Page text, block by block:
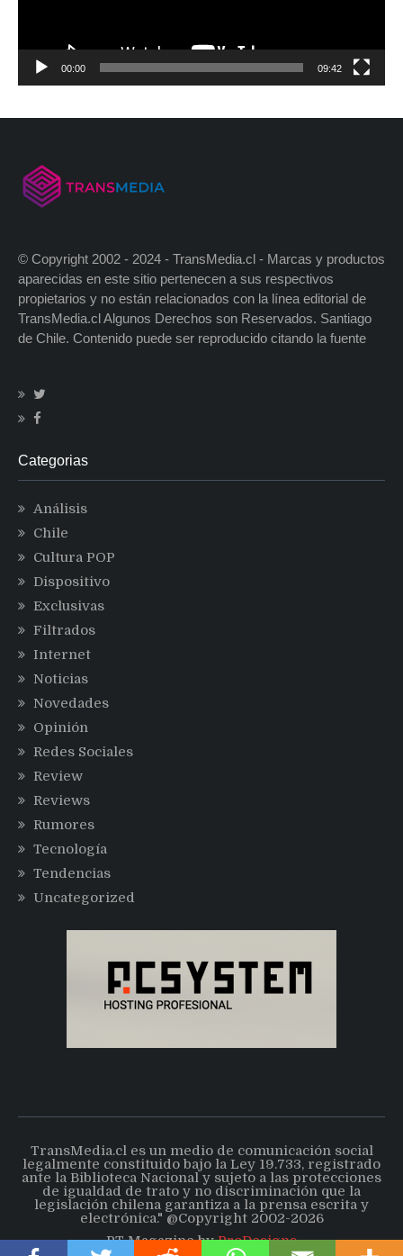
00:00 09:42
© Copyright 2002 - 2024 - TransMedia.cl - Marcas y productos
aparecidas en este sitio pertenecen a sus respectivos
propietarios y no están relacionados con la línea editorial de
TransMedia.cl Algunos Derechos son Reservados. Santiago
de Chile. Contenido puede ser reproducido citando la fuente
Categorias
Análisis
Chile
Cultura POP
Dispositivo
Exclusivas
Filtrados
Internet
Noticias
Novedades
Opinión
Redes Sociales
Review
Reviews
Rumores
Tecnología
Tendencias
Uncategorized
TransMedia.cl es un medio de comunicación social
legalmente constituido bajo la Ley 19.733, registrado
ante la Biblioteca Nacional y sujeto a las protecciones
de igualdad de trato y no discriminación que la
legislación chilena garantiza a la prensa escrita y
electrónica." @Copyright 2002-2026
PT Magazine byProDesigns